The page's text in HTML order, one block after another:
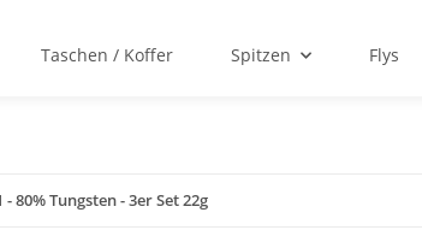
Taschen / Koffer Spitzen Flys
80% Tungsten - 3er Set 22g